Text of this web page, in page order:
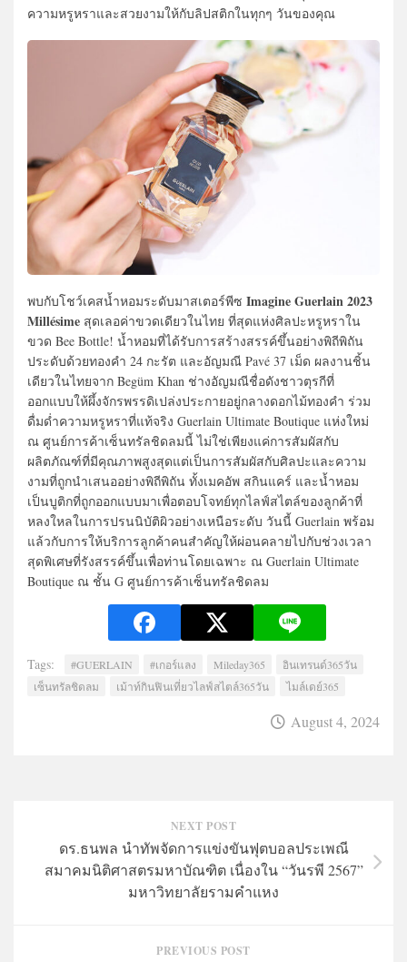
ความหรูหราและสวยงามให้กับลิปสติกในทุกๆ วันของคุณ
พบกับโชว์เคสน้ำหอมระดับมาสเตอร์พีซ Imagine Guerlain 2023
Millésime สุดเลอค่าขวดเดียวในไทย ที่สุดแห่งศิลปะหรูหราใน
ขวด Bee Bottle! น้ำหอมที่ได้รับการสร้างสรรค์ขึ้นอย่างพิถีพิถัน
ประดับด้วยทองคำ 24 กะรัต และอัญมณี Pavé 37 เม็ด ผลงานชิ้น
เดียวในไทยจาก Begüm Khan ช่างอัญมณีชื่อดังชาวตุรกีที่
ออกแบบให้ผึ้งจักรพรรดิเปล่งประกายอยู่กลางดอกไม้ทองคำ ร่วม
ดื่มด่ำความหรูหราที่แท้จริง Guerlain Ultimate Boutique แห่งใหม่
ณ ศูนย์การค้าเซ็นทรัลชิดลมนี้ ไม่ใช่เพียงแค่การสัมผัสกับ
ผลิตภัณฑ์ที่มีคุณภาพสูงสุดแต่เป็นการสัมผัสกับศิลปะและความ
งามที่ถูกนำเสนออย่างพิถีพิถัน ทั้งเมคอัพ สกินแคร์ และน้ำหอม
เป็นบูติกที่ถูกออกแบบมาเพื่อตอบโจทย์ทุกไลฟ์สไตล์ของลูกค้าที่
หลงใหลในการปรนนิบัติผิวอย่างเหนือระดับ วันนี้ Guerlain พร้อม
แล้วกับการให้บริการลูกค้าคนสำคัญให้ผ่อนคลายไปกับช่วงเวลา
สุดพิเศษที่รังสรรค์ขึ้นเพื่อท่านโดยเฉพาะ ณ Guerlain Ultimate
Boutique ณ ชั้น G ศูนย์การค้าเซ็นทรัลชิดลม
Tags: #GUERLAIN #เกอร์แลง Mileday365
อินเทรนด์365วัน
เซ็นทรัลชิดลม
เม้าท์กินฟินเที่ยวไลฟ์สไตล์365วัน ไมล์เดย์365
August 4, 2024
NEXT POST
ดร.ธนพล นำทัพจัดการแข่งขันฟุตบอลประเพณี
สมาคมนิติศาสตรมหาบัณฑิต เนื่องใน “วันรพี 2567”
มหาวิทยาลัยรามคำแหง
PREVIOUS POST